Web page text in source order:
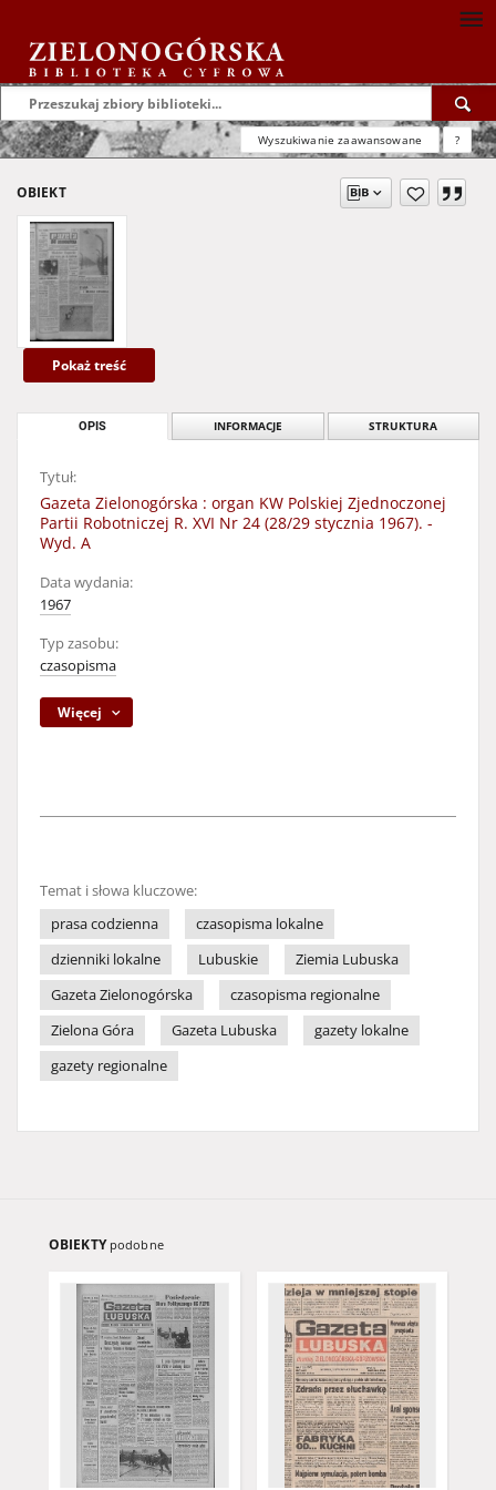
Wyszukiwanie zaawansowane ?
OBIEKT
Pokaż treść
OPIS INFORMACJE STRUKTURA
Tytuł:
Gazeta Zielonogórska : organ KW Polskiej Zjednoczonej
Partii Robotniczej R. XVI Nr 24 (28/29 stycznia 1967). -
Wyd. A
Data wydania:
1967
Typ zasobu:
czasopisma
Więcej
Temat i słowa kluczowe:
prasa codzienna
czasopisma lokalne
dzienniki lokalne
Lubuskie
Ziemia Lubuska
Gazeta Zielonogórska
czasopisma regionalne
Zielona Góra
Gazeta Lubuska
gazety lokalne
gazety regionalne
OBIEKTY podobne